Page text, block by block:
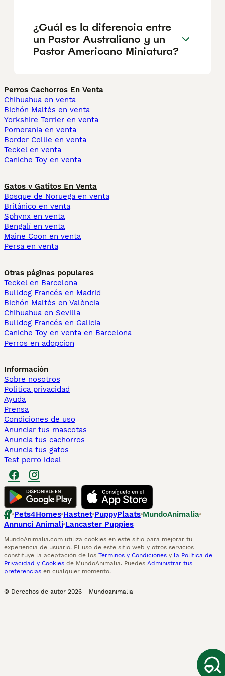
¿Cuál es la diferencia entre
un Pastor Australiano y un
Pastor Americano Miniatura?
Perros Cachorros En Venta
Chihuahua en venta
Bichón Maltés en venta
Yorkshire Terrier en venta
Pomerania en venta
Border Collie en venta
Teckel en venta
Caniche Toy en venta
Gatos y Gatitos En Venta
Bosque de Noruega en venta
Británico en venta
Sphynx en venta
Bengalí en venta
Maine Coon en venta
Persa en venta
Otras páginas populares
Teckel en Barcelona
Bulldog Francés en Madrid
Bichón Maltés en València
Chihuahua en Sevilla
Bulldog Francés en Galicia
Caniche Toy en venta en Barcelona
Perros en adopcion
Información
Sobre nosotros
Politica privacidad
Ayuda
Prensa
Condiciones de uso
Anunciar tus mascotas
Anuncia tus cachorros
Anuncia tus gatos
Test perro ideal
Pets4Homes Hastnet PuppyPlaats MundoAnimalia
Annunci Animali Lancaster Puppies
MundoAnimalia.com utiliza cookies en este sitio para mejorar tu
experiencia de usuario. El uso de este sitio web y otros servicios
constituye la aceptación de los Términos y Condiciones y la Política de
Privacidad y Cookies de MundoAnimalia. Puedes Administrar tus
preferencias en cualquier momento.
© Derechos de autor 2026 - Mundoanimalia